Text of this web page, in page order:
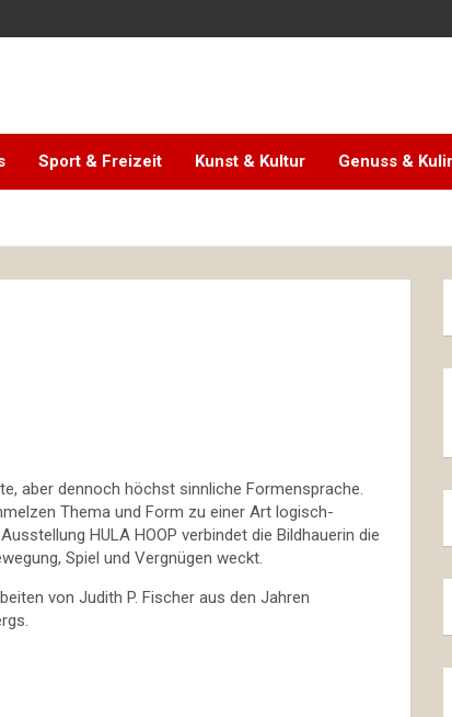
Sport & Freizeit Kunst & Kultur Genuss &
aber dennoch höchst sinnliche Formensprache.
Thema und Form zu einer Art logisch-
HULA HOOP verbindet die Bildhauerin die
Spiel und Vergnügen weckt.
von Judith P. Fischer aus den Jahren